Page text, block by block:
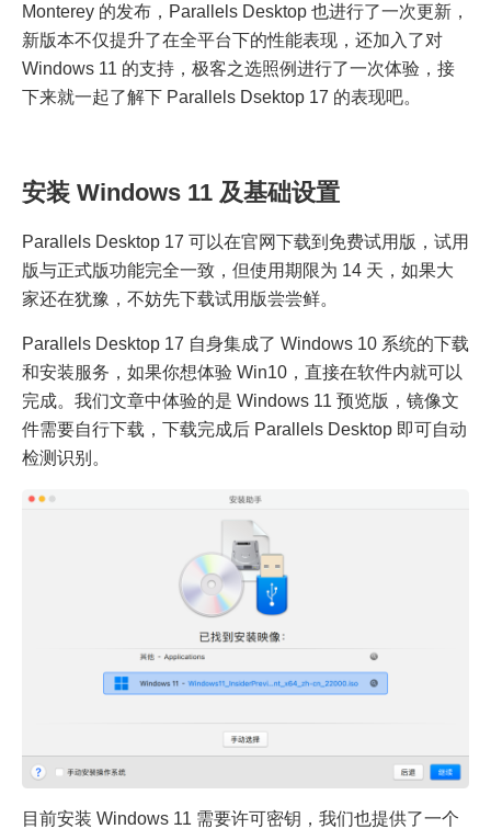
Monterey 的发布，Parallels Desktop 也进行了一次更新，
新版本不仅提升了在全平台下的性能表现，还加入了对
Windows 11 的支持，极客之选照例进行了一次体验，接
下来就一起了解下 Parallels Dsektop 17 的表现吧。
安装 Windows 11 及基础设置
Parallels Desktop 17 可以在官网下载到免费试用版，试用
版与正式版功能完全一致，但使用期限为 14 天，如果大
家还在犹豫，不妨先下载试用版尝尝鲜。
Parallels Desktop 17 自身集成了 Windows 10 系统的下载
和安装服务，如果你想体验 Win10，直接在软件内就可以
完成。我们文章中体验的是 Windows 11 预览版，镜像文
件需要自行下载，下载完成后 Parallels Desktop 即可自动
检测识别。
目前安装 Windows 11 需要许可密钥，我们也提供了一个